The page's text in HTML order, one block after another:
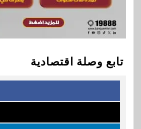
تابع وصلة اقتصادية